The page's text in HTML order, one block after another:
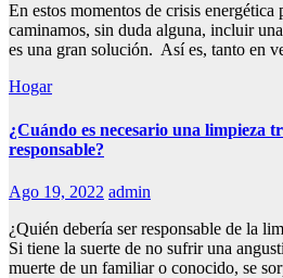
En estos momentos de crisis energética
caminamos, sin duda alguna, incluir
es una gran solución. Así es, tanto en
Hogar
¿Cuándo es necesario una limpieza
responsable?
Ago 19, 2022 admin
¿Quién debería ser responsable de la
Si tiene la suerte de no sufrir una
muerte de un familiar o conocido, se